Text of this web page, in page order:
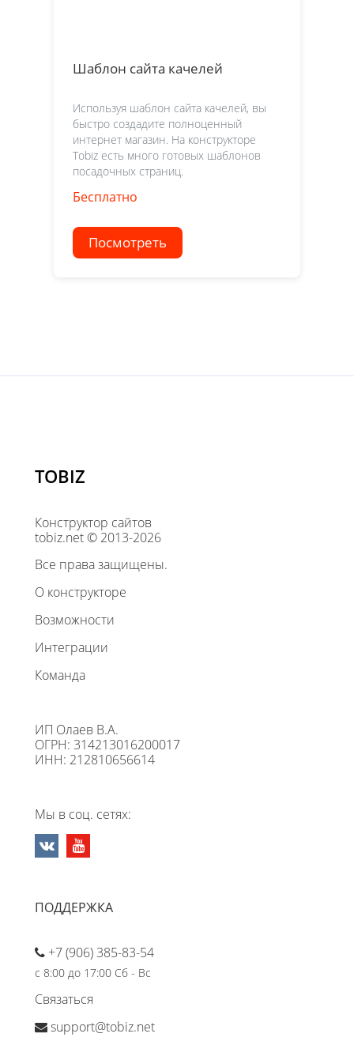
Шаблон сайта качелей
Используя шаблон сайта качелей, вы
быстро создадите полноценный
интернет магазин. На конструкторе
Tobiz есть много готовых шаблонов
посадочных страниц.
Бесплатно
Посмотреть
TOBIZ
Конструктор сайтов
tobiz.net © 2013-2026
Все права защищены.
О конструкторе
Возможности
Интеграции
Команда
ИП Олаев В.А.
ОГРН: 314213016200017
ИНН: 212810656614
Мы в соц. сетях:
ПОДДЕРЖКА
+7 (906) 385-83-54
с 8:00 до 17:00 Сб - Вс
Связаться
support@tobiz.net